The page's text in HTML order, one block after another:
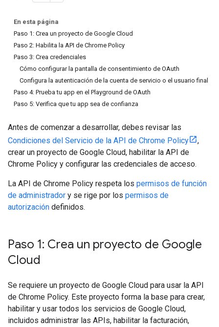
En esta página
Paso 1: Crea un proyecto de Google Cloud
Paso 2: Habilita la API de Chrome Policy
Paso 3: Crea credenciales
Cómo configurar la pantalla de consentimiento de OAuth
Configura la autenticación de la cuenta de servicio o el usuario final
Paso 4: Prueba tu app en el Playground de OAuth
Paso 5: Verifica que tu app sea de confianza
Antes de comenzar a desarrollar, debes revisar las
Condiciones del Servicio de la API de Chrome Policy
,
crear un proyecto de Google Cloud, habilitar la API de
Chrome Policy y configurar las credenciales de acceso.
La API de Chrome Policy respeta los permisos de función
de administrador y se rige por los permisos de
autorización definidos.
Paso 1: Crea un proyecto de Google
Cloud
Se requiere un proyecto de Google Cloud para usar la API
de Chrome Policy. Este proyecto forma la base para crear,
habilitar y usar todos los servicios de Google Cloud,
incluidos administrar las APIs, habilitar la facturación,